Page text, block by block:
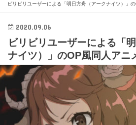
ビリビリユーザーによる「明日方舟（アークナイツ）」
2020.09.06
ビリビリユーザーによる「
ナイツ）」のOP風同人アニ